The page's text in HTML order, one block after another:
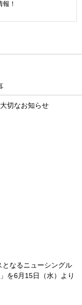
報！
切なお知らせ
なるニューシングル
を6月15日（水）より